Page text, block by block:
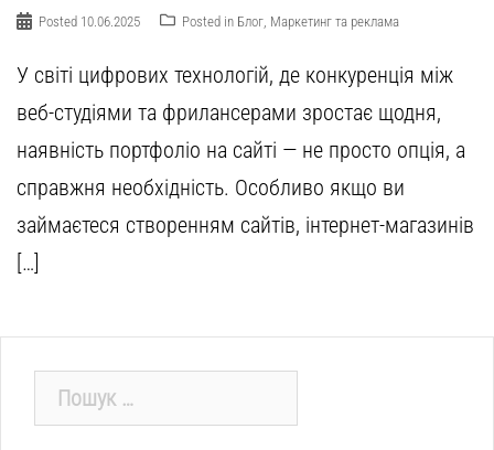
Posted 10.06.2025 Posted in Блог Маркетинг та реклама
У світі цифрових технологій, де конкуренція між
веб-студіями та фрилансерами зростає щодня,
наявність портфоліо на сайті — не просто опція, а
справжня необхідність. Особливо якщо ви
займаєтеся створенням сайтів, інтернет-магазинів
[…]
Пошук: